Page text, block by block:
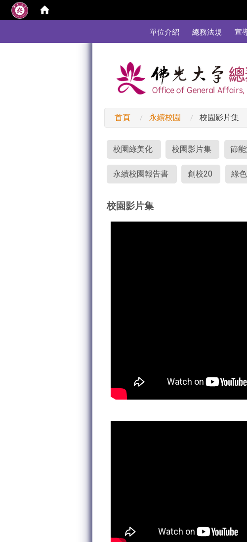
單位介紹
總務法規 宣
首頁 永續校園 校園影片集
校園綠美化 校園影片集 節
永續校園報告書 創校20 綠
校園影片集